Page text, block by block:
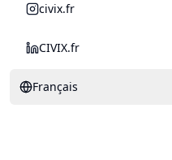
civix.fr
CIVIX.fr
Français